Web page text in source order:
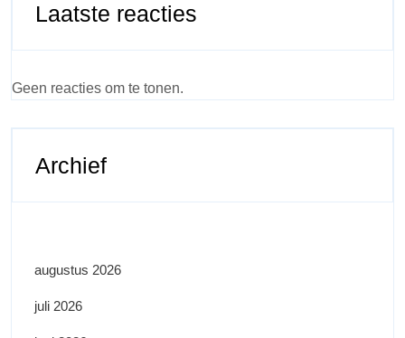
Laatste reacties
Geen reacties om te tonen.
Archief
augustus 2026
juli 2026